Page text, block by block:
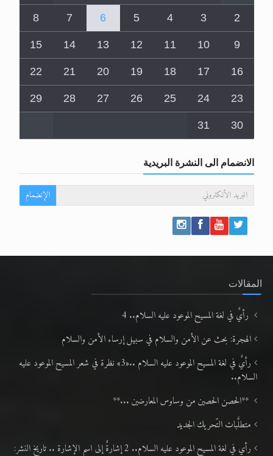
2
3
4
5
6
7
8
9
10
11
12
13
14
15
16
17
18
19
20
21
22
23
24
25
26
27
28
29
30
31
الانضمام الى النشرة البريدية
الإنضمام
المقالات
رأيٌ في لغة المسيح الموعود عليه السلام.. 4
الهجرة: بحث عن الأمن والسلام في سبيل إرساء الأمن والسلام
رأيٌ في لغة المسيح الموعود عليه السلام ..«3» نظرة في شعر المسيح الموعود عليه
السلام..
**الحصن الحصين من وساوس المعارضين ...**
متطلَّبات التّحريك الجديد
رأي في لغة المسيح الموعود عليه السلام.. 2 إشارةٌ إلى اسم الإشارة .. تاريخ النشر: